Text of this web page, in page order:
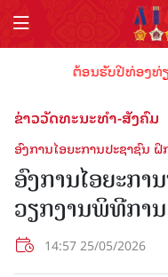
ຕ້ອນຮັບປີທ່ອງທ່ຽ
ຂ່າວວັດທະນະທຳ-ສັງຄົມ
ອົງການໄອຍະການປະຊາຊົນ
ອົງການໄອຍະກ
ວຽກງານພິທີການ
14:57 25/05/2026